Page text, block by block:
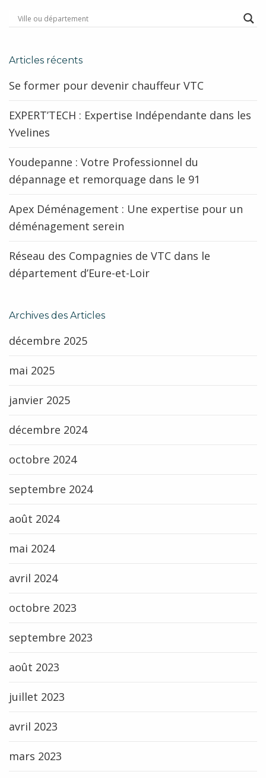
Articles récents
Se former pour devenir chauffeur VTC
EXPERT’TECH : Expertise Indépendante dans les
Yvelines
Youdepanne : Votre Professionnel du
dépannage et remorquage dans le 91
Apex Déménagement : Une expertise pour un
déménagement serein
Réseau des Compagnies de VTC dans le
département d’Eure-et-Loir
Archives des Articles
décembre 2025
mai 2025
janvier 2025
décembre 2024
octobre 2024
septembre 2024
août 2024
mai 2024
avril 2024
octobre 2023
septembre 2023
août 2023
juillet 2023
avril 2023
mars 2023